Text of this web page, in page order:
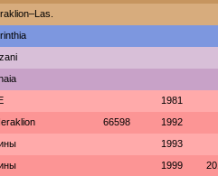
1981
66598 1992
1993
1999